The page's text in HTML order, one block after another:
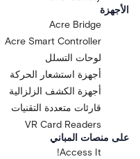
الأجهزة
Acre Bridge
Acre Smart Controller
لوحات التسلل
أجهزة استشعار الحركة
أجهزة الكشف الزلزالية
قارئات متعددة التقنيات
VR Card Readers
على منصات المباني
Access It!